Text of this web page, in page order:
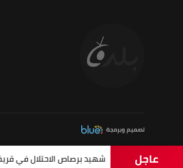
عاجل شهيد برصاص الاحتلال في قرية
تصميم وبرمجة